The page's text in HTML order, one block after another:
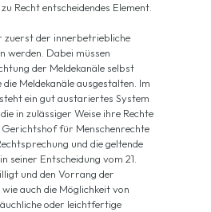
Recht entscheidendes Element.
zuerst der innerbetriebliche
werden. Dabei müssen
der Meldekanäle selbst
Meldekanäle ausgestalten. Im
ein gut austariertes System
in zulässiger Weise ihre Rechte
für Menschenrechte
und die geltende
seiner Entscheidung vom 21.
und den Vorrang der
auch die Möglichkeit von
oder leichtfertige